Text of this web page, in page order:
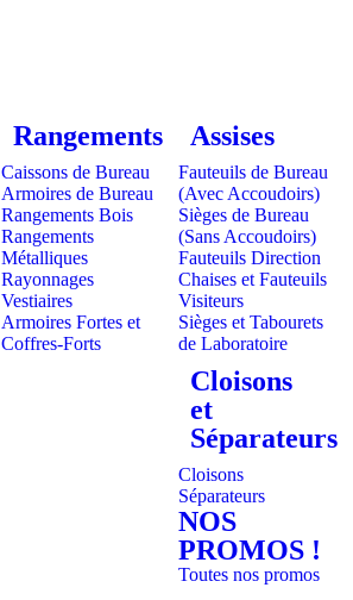
Rangements
Caissons de Bureau
Armoires de Bureau
Rangements Bois
Rangements
Métalliques
Rayonnages
Vestiaires
Armoires Fortes et
Coffres-Forts
Assises
Fauteuils de Bureau
(Avec Accoudoirs)
Sièges de Bureau
(Sans Accoudoirs)
Fauteuils Direction
Chaises et Fauteuils
Visiteurs
Sièges et Tabourets
de Laboratoire
Cloisons
et
Séparateurs
Cloisons
Séparateurs
NOS
PROMOS !
Toutes nos promos